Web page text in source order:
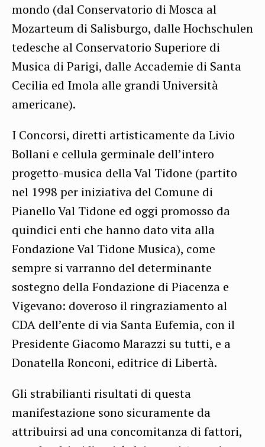
mondo (dal Conservatorio di Mosca al
Mozarteum di Salisburgo, dalle Hochschulen
tedesche al Conservatorio Superiore di
Musica di Parigi, dalle Accademie di Santa
Cecilia ed Imola alle grandi Università
americane).
I Concorsi, diretti artisticamente da Livio
Bollani e cellula germinale dell’intero
progetto-musica della Val Tidone (partito
nel 1998 per iniziativa del Comune di
Pianello Val Tidone ed oggi promosso da
quindici enti che hanno dato vita alla
Fondazione Val Tidone Musica), come
sempre si varranno del determinante
sostegno della Fondazione di Piacenza e
Vigevano: doveroso il ringraziamento al
CDA dell’ente di via Santa Eufemia, con il
Presidente Giacomo Marazzi su tutti, e a
Donatella Ronconi, editrice di Libertà.
Gli strabilianti risultati di questa
manifestazione sono sicuramente da
attribuirsi ad una concomitanza di fattori,